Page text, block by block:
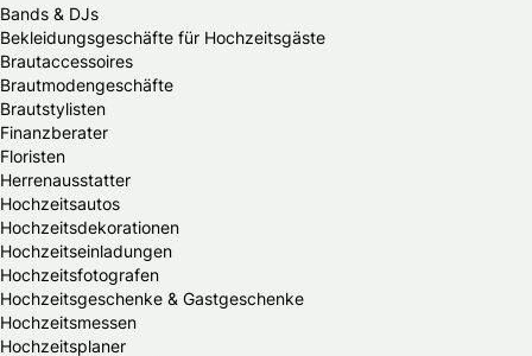
Bands & DJs
Bekleidungsgeschäfte für Hochzeitsgäste
Brautaccessoires
Brautmodengeschäfte
Brautstylisten
Finanzberater
Floristen
Herrenausstatter
Hochzeitsautos
Hochzeitsdekorationen
Hochzeitseinladungen
Hochzeitsfotografen
Hochzeitsgeschenke & Gastgeschenke
Hochzeitsmessen
Hochzeitsplaner